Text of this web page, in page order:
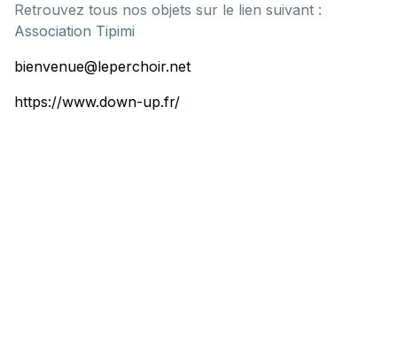
Retrouvez tous nos objets sur le lien suivant :
Association Tipimi
bienvenue@leperchoir.net
https://www.down-up.fr/